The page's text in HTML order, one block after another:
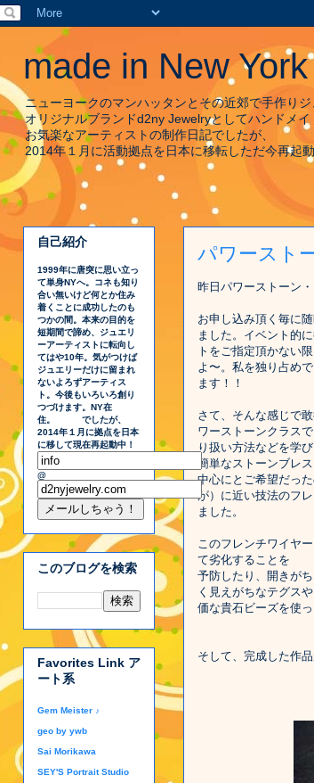
made in New York
ニューヨークのマンハッタンとその近郊で手作り
オリジナルブランドd2ny Jewelryとしてハンドメ
お気楽なアーティストの制作日記でしたが、
2014年１月に活動拠点を日本に移転しただ今再起
パワースト
昨日パワーストーン
お申し込み頂く毎に
ました。イベント的
トをご指定頂かない
よ〜。私を独り占め
ます！！
さて、そんな感じで
ワーストーンクラス
り扱い方法などを学
簡単なストーンブレ
中心にとご希望だっ
が）に近い技法のフ
ました。
このフレンチワイヤ
て劣化することを
予防したり、開きが
く見えがちなテグス
価な貴石ビーズを使
そして、完成した作品
自己紹介
1999年に唐突に思い立っ
て単身NYへ。コネも知り
合い無いけど何とか住み
着くことに成功したのも
つかの間。本来の目的を
短期間で諦め、ジュエリ
ーアーティストに転向し
てはや10年。気がつけば
ジュエリーだけに留まれ
ないよろずアーティス
ト。今後もいろいろ創り
つづけます。NY在
住。 でしたが、
2014年１月に拠点を日本
に移して現在再起動中！
@
このブログを検索
Favorites Link ア
ート系
Gem Meister ♪
geo by ywb
Sai Morikawa
SEY'S Portrait Studio